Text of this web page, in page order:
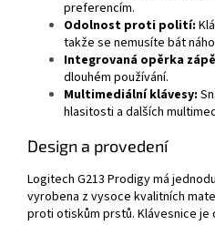
preferencím.
Odolnost proti polití:
takže se nemusíte bát
Integrovaná opěrka
dlouhém používání.
Multimediální klávesy:
hlasitosti a dalších
Design a provedení
Logitech G213 Prodigy má
vyrobena z vysoce kvalitních
proti otiskům prstů. Klávesnice je